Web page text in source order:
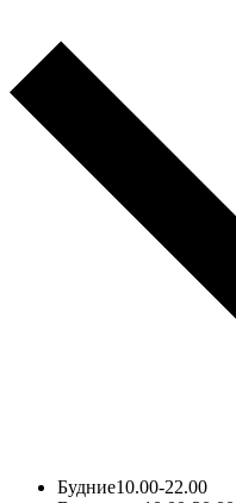
Будние10.00-22.00